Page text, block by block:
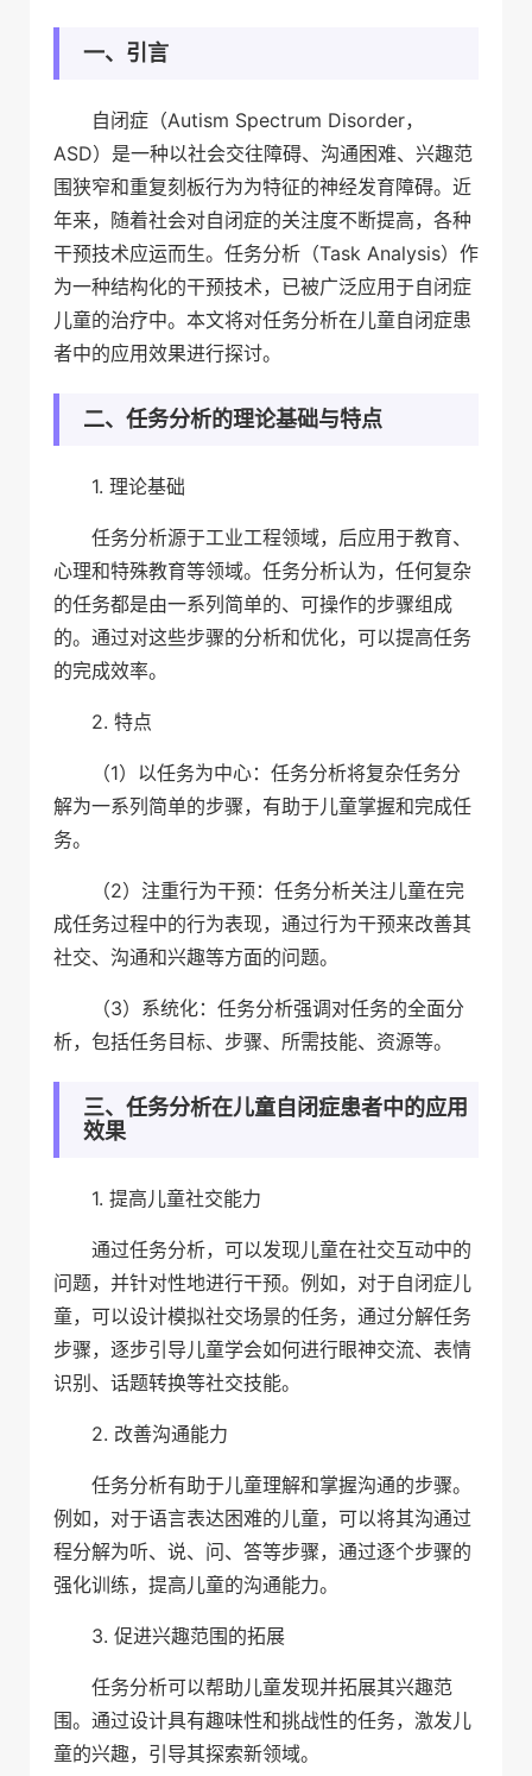
一、引言
自闭症（Autism Spectrum Disorder，
ASD）是一种以社会交往障碍、沟通困难、兴趣范
围狭窄和重复刻板行为为特征的神经发育障碍。近
年来，随着社会对自闭症的关注度不断提高，各种
干预技术应运而生。任务分析（Task Analysis）作
为一种结构化的干预技术，已被广泛应用于自闭症
儿童的治疗中。本文将对任务分析在儿童自闭症患
者中的应用效果进行探讨。
二、任务分析的理论基础与特点
1. 理论基础
任务分析源于工业工程领域，后应用于教育、
心理和特殊教育等领域。任务分析认为，任何复杂
的任务都是由一系列简单的、可操作的步骤组成
的。通过对这些步骤的分析和优化，可以提高任务
的完成效率。
2. 特点
（1）以任务为中心：任务分析将复杂任务分
解为一系列简单的步骤，有助于儿童掌握和完成任
务。
（2）注重行为干预：任务分析关注儿童在完
成任务过程中的行为表现，通过行为干预来改善其
社交、沟通和兴趣等方面的问题。
（3）系统化：任务分析强调对任务的全面分
析，包括任务目标、步骤、所需技能、资源等。
三、任务分析在儿童自闭症患者中的应用
效果
1. 提高儿童社交能力
通过任务分析，可以发现儿童在社交互动中的
问题，并针对性地进行干预。例如，对于自闭症儿
童，可以设计模拟社交场景的任务，通过分解任务
步骤，逐步引导儿童学会如何进行眼神交流、表情
识别、话题转换等社交技能。
2. 改善沟通能力
任务分析有助于儿童理解和掌握沟通的步骤。
例如，对于语言表达困难的儿童，可以将其沟通过
程分解为听、说、问、答等步骤，通过逐个步骤的
强化训练，提高儿童的沟通能力。
3. 促进兴趣范围的拓展
任务分析可以帮助儿童发现并拓展其兴趣范
围。通过设计具有趣味性和挑战性的任务，激发儿
童的兴趣，引导其探索新领域。